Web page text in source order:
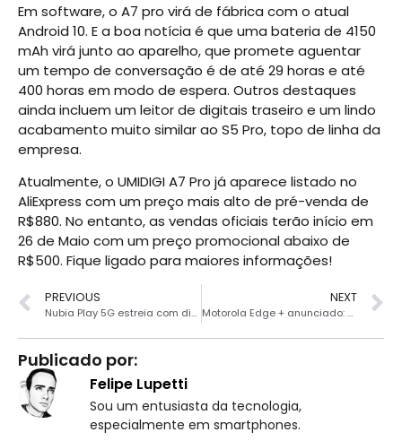
Em software, o A7 pro virá de fábrica com o atual
Android 10. E a boa notícia é que uma bateria de 4150
mAh virá junto ao aparelho, que promete aguentar
um tempo de conversação é de até 29 horas e até
400 horas em modo de espera. Outros destaques
ainda incluem um leitor de digitais traseiro e um lindo
acabamento muito similar ao S5 Pro, topo de linha da
empresa.
Atualmente, o UMIDIGI A7 Pro já aparece listado no
AliExpress com um preço mais alto de pré-venda de
R$880. No entanto, as vendas oficiais terão início em
26 de Maio com um preço promocional abaixo de
R$500. Fique ligado para maiores informações!
PREVIOUS
Nubia Play 5G estreia com display AMOLED de 144Hz e Snapdragon 765G
NEXT
Motorola Edge + anunciado: Snapdragon 865, câmera de 108MP e bateria de 5.000mAh
Publicado por:
Felipe Lupetti
Sou um entusiasta da tecnologia,
especialmente em smartphones.